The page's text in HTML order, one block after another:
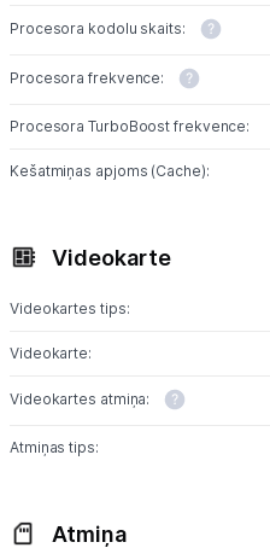
Procesora kodolu skaits:
Procesora frekvence:
Procesora TurboBoost frekvence:
Kešatmiņas apjoms (Cache):
Videokarte
Videokartes tips:
Videokarte:
Videokartes atmiņa:
Atmiņas tips:
Atmiņa